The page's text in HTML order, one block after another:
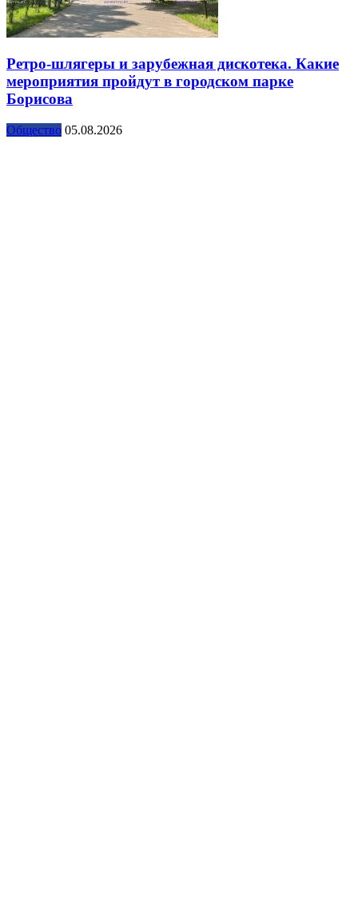
Ретро-шлягеры и зарубежная дискотека. Какие
мероприятия пройдут в городском парке
Борисова
Общество 05.08.2026